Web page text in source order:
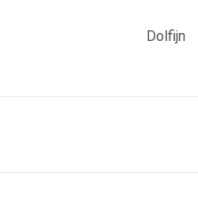
Dolfijn